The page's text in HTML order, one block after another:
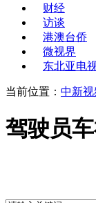
财经
访谈
港澳台侨
微视界
东北亚电
当前位置： 中新视
驾驶员